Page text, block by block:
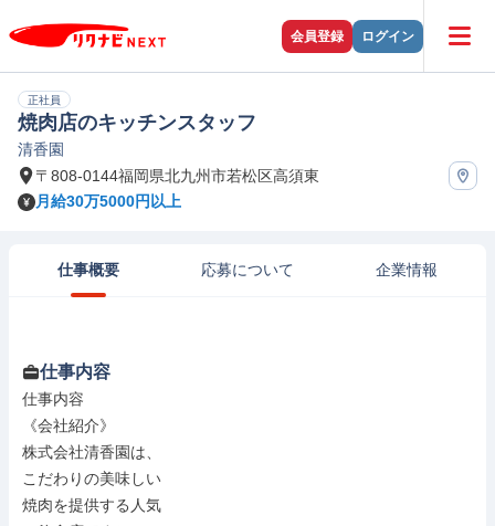
会員登録 ログイン
正社員
焼肉店のキッチンスタッフ
清香園
〒808-0144福岡県北九州市若松区高須東
月給30万5000円以上
仕事概要 応募について 企業情報
仕事内容
仕事内容
《会社紹介》
株式会社清香園は、
こだわりの美味しい
焼肉を提供する人気